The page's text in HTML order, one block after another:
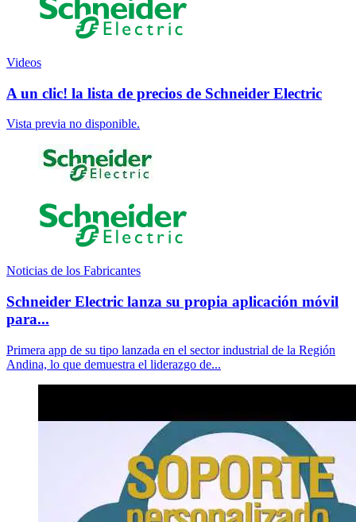
Videos
A un clic! la lista de precios de Schneider Electric
Vista previa no disponible.
Noticias de los Fabricantes
Schneider Electric lanza su propia aplicación móvil
para...
Primera app de su tipo lanzada en el sector industrial de la Región
Andina, lo que demuestra el liderazgo de...